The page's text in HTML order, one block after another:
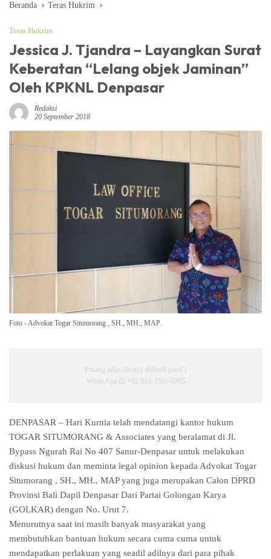
Beranda Teras Hukrim
Teras Hukrim
Jessica J. Tjandra – Layangkan Surat
Keberatan “Lelang objek Jaminan”
Oleh KPKNL Denpasar
Redaksi
20 September 2018
Foto - Advokat Togar Situmorang , SH., MH., MAP.
Pasang iklan disini ( 468x60 pixel )
WhatsApp
+62 819-3301-0005
DENPASAR – Hari Kurnia telah mendatangi kantor hukum
TOGAR SITUMORANG & Associates yang beralamat di Jl.
Bypass Ngurah Rai No 407 Sanur-Denpasar untuk melakukan
diskusi hukum dan meminta legal opinion kepada Advokat Togar
Situmorang , SH., MH., MAP yang juga merupakan Calon DPRD
Provinsi Bali Dapil Denpasar Dari Partai Golongan Karya
(GOLKAR) dengan No. Urut 7.
Menurutnya saat ini masih banyak masyarakat yang
membutuhkan bantuan hukum secara cuma cuma untuk
mendapatkan perlakuan yang seadil adilnya dari para pihak